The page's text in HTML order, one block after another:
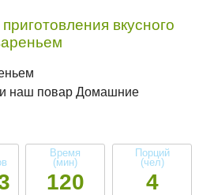
вкусного
и наш повар Домашние
Время
(мин)
120
Порций
(чел)
4